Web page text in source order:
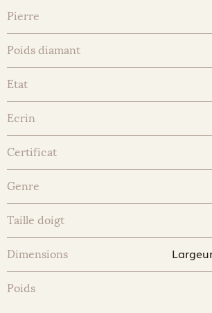
Pierre
Poids diamant
Etat
Ecrin
Certificat
Genre
Taille doigt
Dimensions
Poids